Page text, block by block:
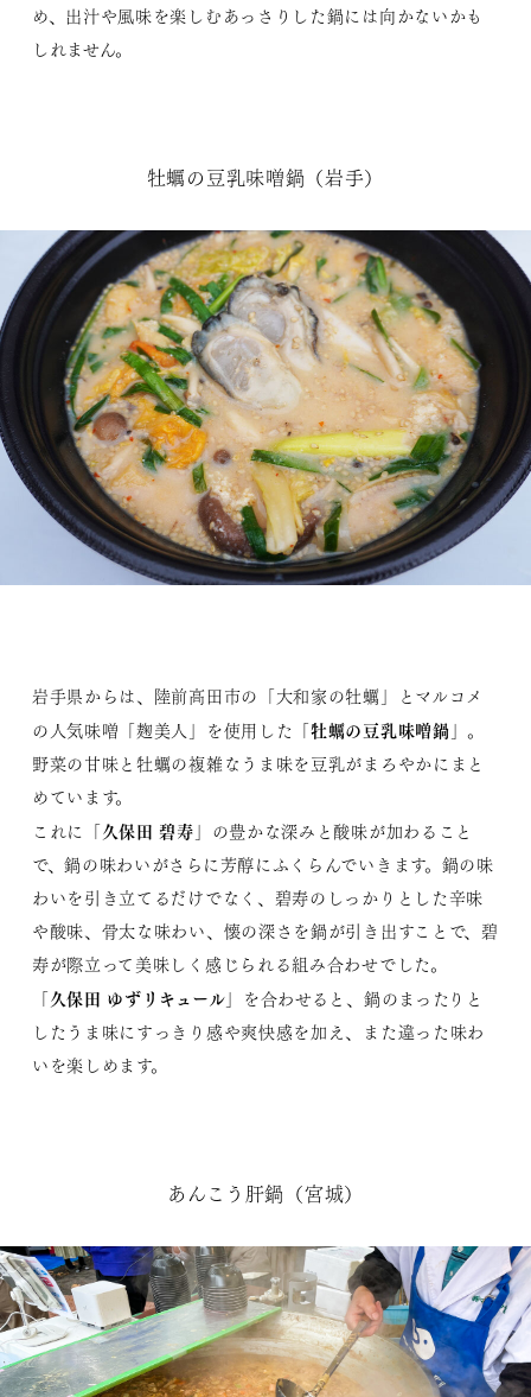
め、出汁や風味を楽しむあっさりした鍋には向かないかも
しれません。
牡蠣の豆乳味噌鍋（岩手）
岩手県からは、陸前高田市の「大和家の牡蠣」とマルコメ
の人気味噌「麹美人」を使用した「牡蠣の豆乳味噌鍋 」。
野菜の甘味と牡蠣の複雑なうま味を豆乳がまろやかにまと
めています。
これに「久保田 碧寿 」の豊かな深みと酸味が加わること
で、鍋の味わいがさらに芳醇にふくらんでいきます。鍋の味
わいを引き立てるだけでなく、碧寿のしっかりとした辛味
や酸味、骨太な味わい、懐の深さを鍋が引き出すことで、碧
寿が際立って美味しく感じられる組み合わせでした。
「久保田 ゆずリキュール」を合わせると、鍋のまったりと
したうま味にすっきり感や爽快感を加え、また違った味わ
いを楽しめます。
あんこう肝鍋（宮城）